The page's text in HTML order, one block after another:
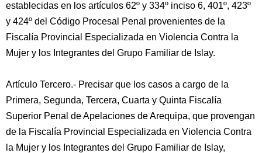
establecidas en los artículos 62º y 334º inciso 6, 401º, 423º
y 424º del Código Procesal Penal provenientes de la
Fiscalía Provincial Especializada en Violencia Contra la
Mujer y los Integrantes del Grupo Familiar de Islay.
Artículo Tercero.- Precisar que los casos a cargo de la
Primera, Segunda, Tercera, Cuarta y Quinta Fiscalía
Superior Penal de Apelaciones de Arequipa, que provengan
de la Fiscalía Provincial Especializada en Violencia Contra
la Mujer y los Integrantes del Grupo Familiar de Islay,